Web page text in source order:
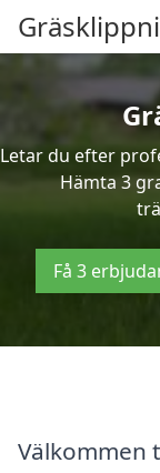
Letar du efter
Hämta 3
Få 3
Välkommen